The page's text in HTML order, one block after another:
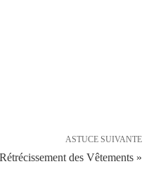
ASTUCE SUIVANTE
des Vêtements »